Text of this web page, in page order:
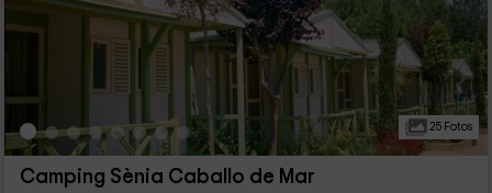
25 Fotos
Camping Sènia Caballo de Mar